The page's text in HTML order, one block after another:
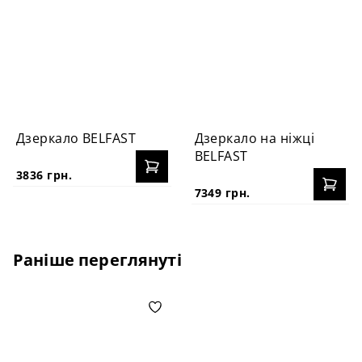
Дзеркало BELFAST
3836 грн.
Дзеркало на ніжці
BELFAST
7349 грн.
Раніше переглянуті